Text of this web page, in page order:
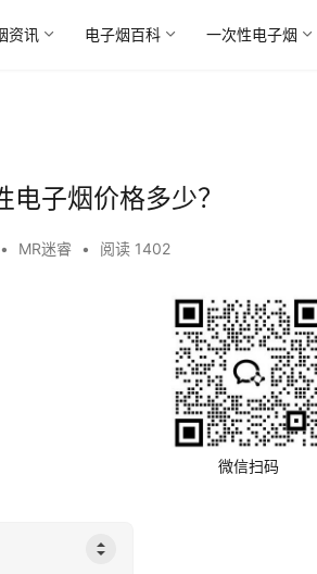
资讯 电子烟百科 一次性电子烟
子烟价格多少？
• MR迷睿 • 阅读 1402
微信扫码